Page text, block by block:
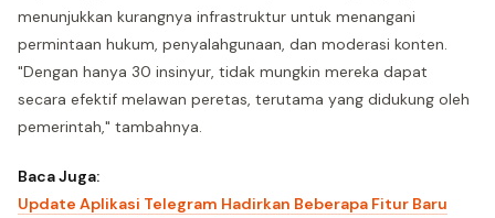
menunjukkan kurangnya infrastruktur untuk menangani
permintaan hukum, penyalahgunaan, dan moderasi konten.
"Dengan hanya 30 insinyur, tidak mungkin mereka dapat
secara efektif melawan peretas, terutama yang didukung oleh
pemerintah," tambahnya.
Baca Juga:
Update Aplikasi Telegram Hadirkan Beberapa Fitur Baru